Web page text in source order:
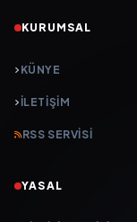
KURUMSAL
KÜNYE
İLETIŞIM
RSS SERVISI
YASAL